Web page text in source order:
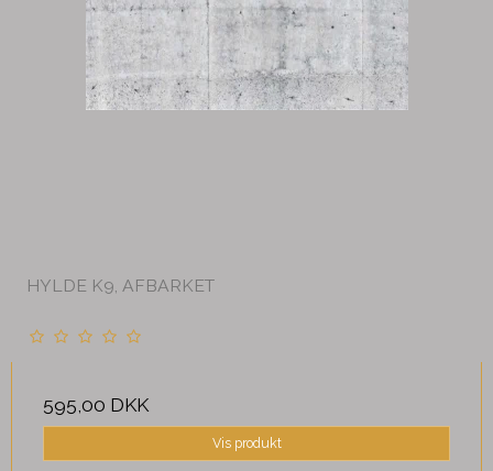
HYLDE K9, AFBARKET
595,00 DKK
Vis produkt